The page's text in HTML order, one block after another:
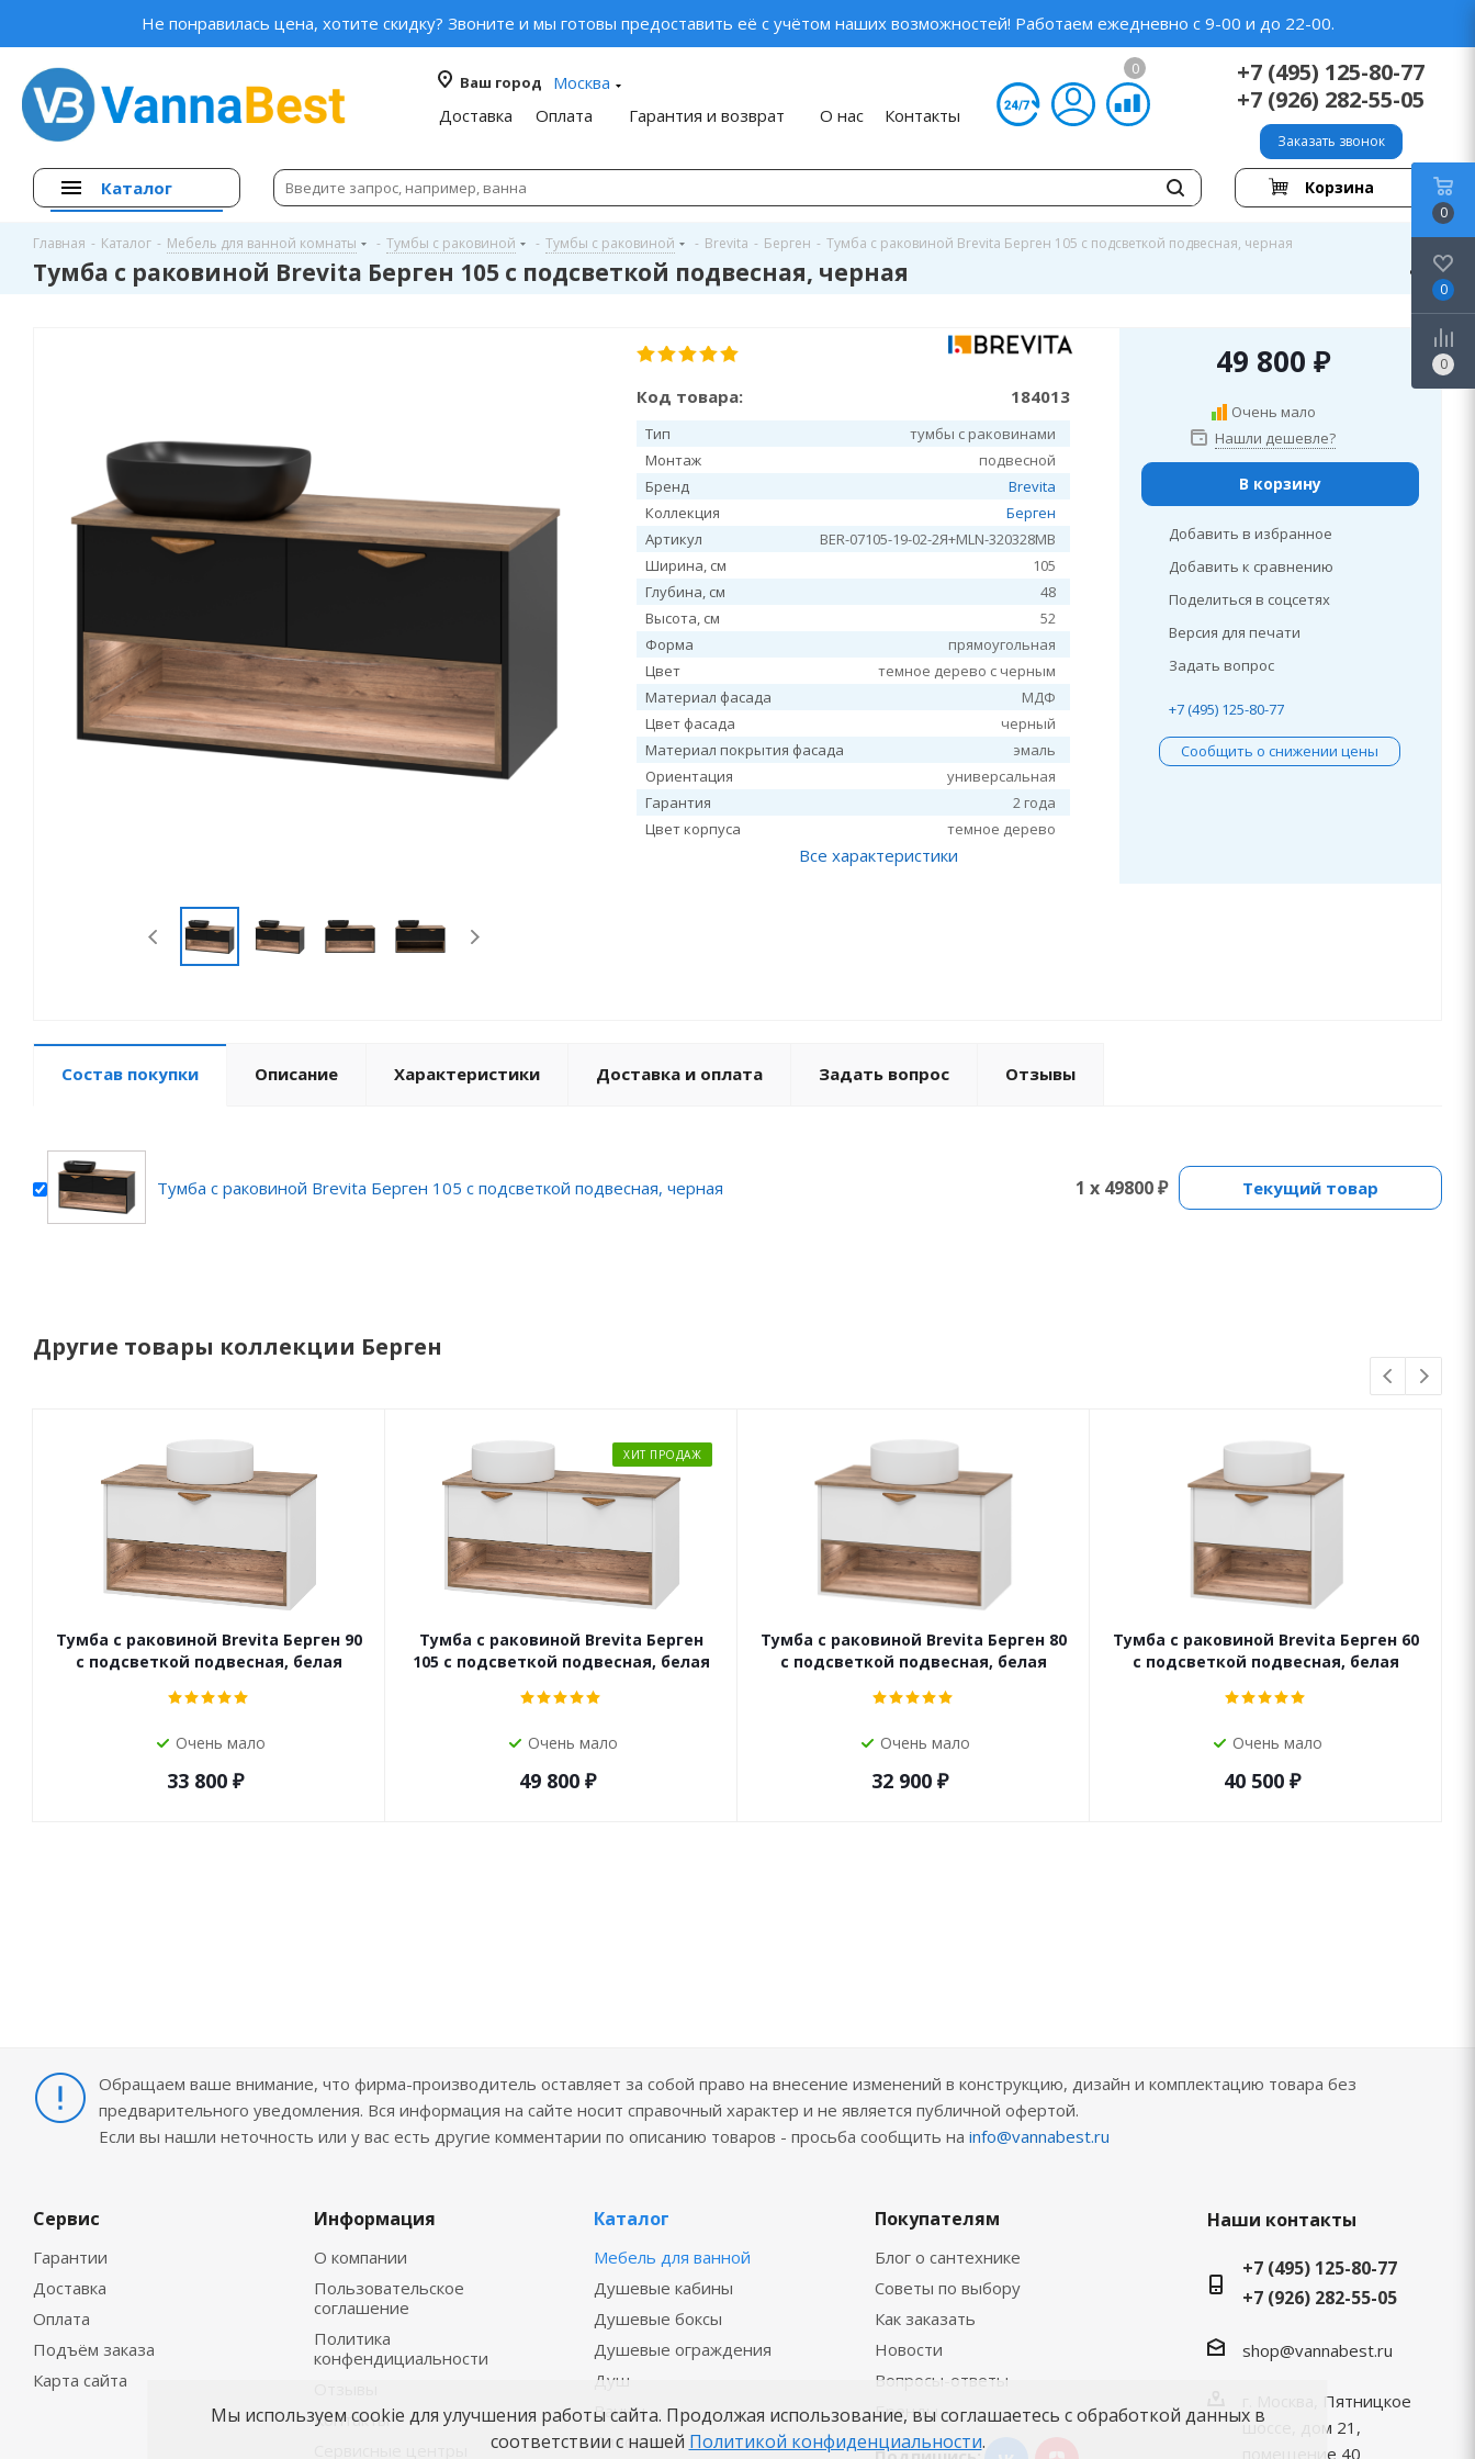
Не понравилась цена, хотите скидку? Звоните и мы готовы предоставить её с учётом наших возможностей! Работаем ежедневно с 9-00 и до 22-00.
Ваш город
Москва
Доставка
Оплата Гарантия и возврат О нас Контакты
0
+7 (495) 125-80-77
+7 (926) 282-55-05
Заказать звонок
Каталог Корзина
Главная - Каталог - Мебель для ванной комнаты - Тумбы с раковиной - Тумбы с раковиной - Brevita - Берген - Тумба с раковиной Brevita Берген 105 с подсветкой подвесная, черная
Тумба с раковиной Brevita Берген 105 с подсветкой подвесная, черная
Код товара: 184013
Тип
тумбы с раковинами
Монтаж
подвесной
Бренд
Brevita
Коллекция
Берген
Артикул
BER-07105-19-02-2Я+MLN-320328MB
Ширина, см
105
Глубина, см
48
Высота, см
52
Форма
прямоугольная
Цвет
темное дерево с черным
Материал фасада
МДФ
Цвет фасада
черный
Материал покрытия фасада
эмаль
Ориентация
универсальная
Гарантия
2 года
Цвет корпуса
темное дерево
Все характеристики
49 800 ₽
Очень мало
Нашли дешевле?
В корзину
Добавить в избранное
Добавить к сравнению
Поделиться в соцсетях
Версия для печати
Задать вопрос
+7 (495) 125-80-77
Сообщить о снижении цены
Состав покупки Описание Характеристики Доставка и оплата Задать вопрос Отзывы
Тумба с раковиной Brevita Берген 105 с подсветкой подвесная, черная 1 x 49800 ₽ Текущий товар
Другие товары коллекции Берген
Тумба с раковиной Brevita Берген 90
с подсветкой подвесная, белая
Очень мало
33 800 ₽
ХИТ ПРОДАЖ
Тумба с раковиной Brevita Берген
105 с подсветкой подвесная, белая
Очень мало
49 800 ₽
Тумба с раковиной Brevita Берген 80
с подсветкой подвесная, белая
Очень мало
32 900 ₽
Тумба с раковиной Brevita Берген 60
с подсветкой подвесная, белая
Очень мало
40 500 ₽
Обращаем ваше внимание, что фирма-производитель оставляет за собой право на внесение изменений в конструкцию, дизайн и комплектацию товара без
предварительного уведомления. Вся информация на сайте носит справочный характер и не является публичной офертой.
Если вы нашли неточность или у вас есть другие комментарии по описанию товаров - просьба сообщить на info@vannabest.ru
Сервис
Гарантии
Доставка
Оплата
Подъём заказа
Карта сайта
Информация
О компании
Пользовательское
соглашение
Политика
конфендициальности
Контакты
Каталог
Мебель для ванной
Душевые кабины
Душевые боксы
Душевые ограждения
Душ
Ванны
Смесители
Покупателям
Блог о сантехнике
Советы по выбору
Как заказать
Новости
Вопросы-ответы
Бренды
Наши контакты
+7 (495) 125-80-77
+7 (926) 282-55-05
shop@vannabest.ru
г. Москва, Пятницкое
шоссе, дом 21,
помещение 40
0
0
0
Мы используем cookie для улучшения работы сайта. Продолжая использование, вы соглашаетесь с обработкой данных в
соответствии с нашей Политикой конфиденциальности.